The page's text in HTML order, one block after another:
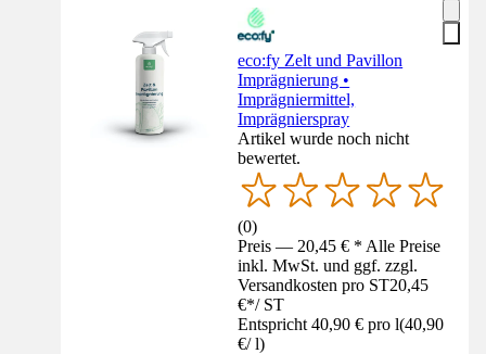
eco:fy Zelt und Pavillon
Imprägnierung •
Imprägniermittel,
Imprägnierspray
Artikel wurde noch nicht
bewertet.
(0)
Preis — 20,45 € * Alle Preise
inkl. MwSt. und ggf. zzgl.
Versandkosten pro ST20,45
€*/ ST
Entspricht 40,90 € pro l(40,90
€/ l)